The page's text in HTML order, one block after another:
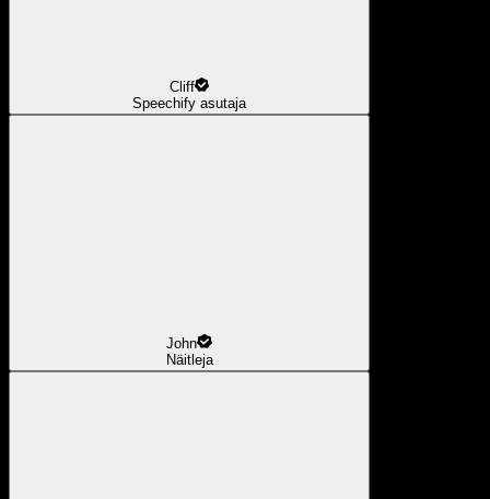
Cliff
Speechify asutaja
John
Näitleja